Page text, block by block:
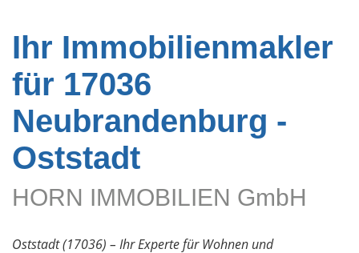
Ihr Immobilienmakler
für 17036
Neubrandenburg -
Oststadt
HORN IMMOBILIEN GmbH
Oststadt (17036) – Ihr Experte für Wohnen und